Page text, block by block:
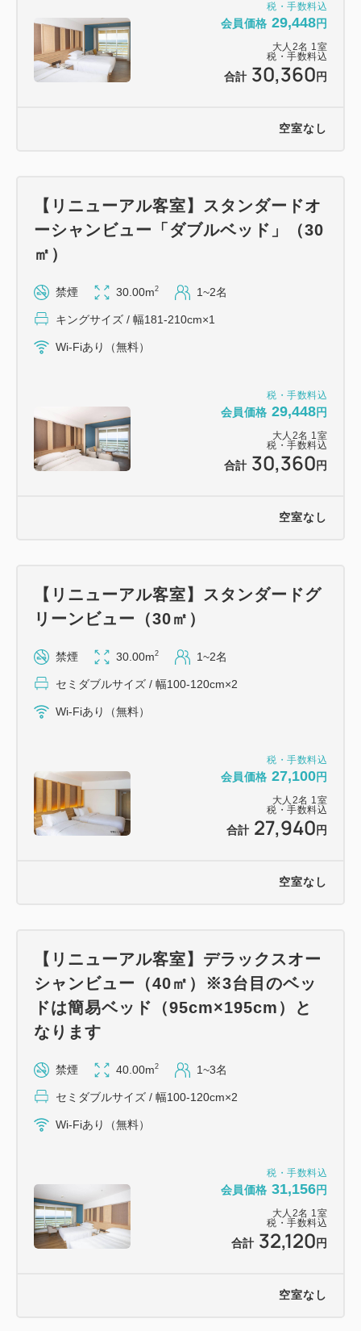
④お一人様一泊につき1本ミネラルウォーター付で
す。
⑤駐車料金が2連泊以上は半額となります。
ております。
予めご了承くださいませ。
☆ベッド同士を付けてご用意することはいたしかねま
す。
☆お食事券、チケットはチェックイン時お渡しいたし
☆すべてのプラン内容はご利用になれない場合でも、
返金や振替はいたしかねます。
☆レストランは貸切りやその他の事情により一般営業
のできない日もございます。
重要・必ずご了承のうえご予約ください
宿泊日の14日前以後のお取消し(ご宿泊日や人数変更
も含む)には下記の取消料が必要となります。
□15日前まで、無料
□前日、宿泊料総額の50％
□当日、宿泊料総額の80％
□ご連絡なしの不泊、宿泊料総額の100％
★ご予約時点では、通常リザンプランの約15％引き
で、ご宿泊当日までその割引率を保障するものではあ
ご人数も含む）が生じた場合には、予約の取り直し
（キャンセル・新規予約）が必要となりますので、ご
注意ください。
税・手数料込
会員価格 29,448円
大人 2名 1室
税・手数料込
合計 30,360 円
空室なし
税・手数料込
会員価格 29,448円
大人 2名 1室
税・手数料込
合計 30,360 円
【リニューアル客室】スタンダードオ
ーシャンビュー「ダブルベッド」（30
㎡）
禁煙 30.00m2 1~2名
キングサイズ / 幅181-210cm×1
Wi-Fiあり（無料）
空室なし
税・手数料込
会員価格 27,100円
大人 2名 1室
税・手数料込
合計 27,940 円
【リニューアル客室】スタンダードグ
リーンビュー（30㎡）
禁煙 30.00m2 1~2名
セミダブルサイズ / 幅100-120cm×2
Wi-Fiあり（無料）
空室なし
税・手数料込
会員価格 31,156円
大人 2名 1室
税・手数料込
合計 32,120 円
【リニューアル客室】デラックスオー
シャンビュー（40㎡）※3台目のベッ
ドは簡易ベッド（95cm×195cm）と
なります
禁煙 40.00m2 1~3名
セミダブルサイズ / 幅100-120cm×2
Wi-Fiあり（無料）
空室なし